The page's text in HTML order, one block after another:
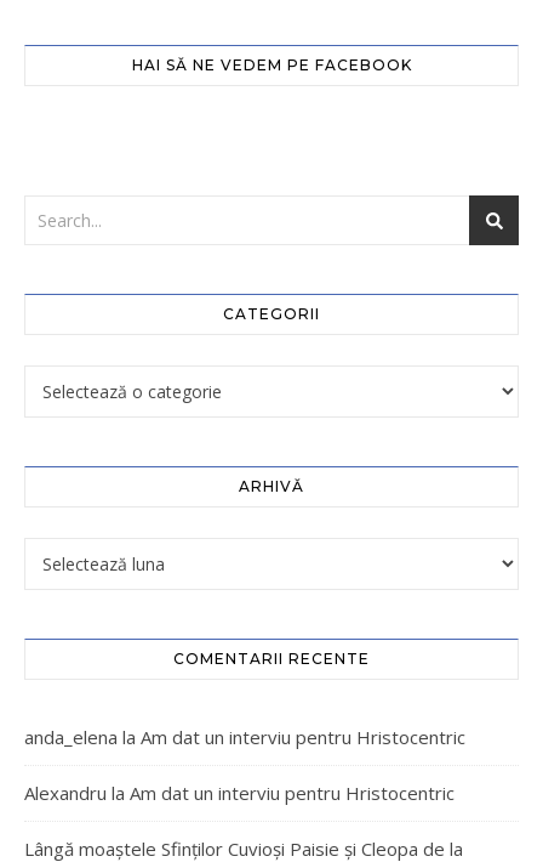
HAI SĂ NE VEDEM PE FACEBOOK
CATEGORII
ARHIVĂ
COMENTARII RECENTE
anda_elena la Am dat un interviu pentru Hristocentric
Alexandru la Am dat un interviu pentru Hristocentric
Lângă moaștele Sfinților Cuvioși Paisie și Cleopa de la